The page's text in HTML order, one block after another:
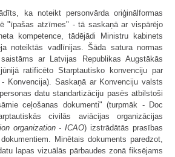
ka noteikt personvārda oriģinālformas
"īpašas atzīmes" - tā saskaņā ar vispārējo
kompetence, tādējādi Ministru kabinets
noteiktās vadlīnijas. Šāda satura normas
ar Latvijas Republikas Augstākās
ratificēto Starptautisko konvenciju par
Konvencija). Saskaņā ar Konvenciju valsts
datu standartizāciju pasēs atbilstoši
ceļošanas dokumenti" (turpmāk - Doc
civilās aviācijas organizācijas
organization - ICAO) izstrādātās prasības
Minētais dokuments paredzot,
lapas vizuālās pārbaudes zonā fiksējams